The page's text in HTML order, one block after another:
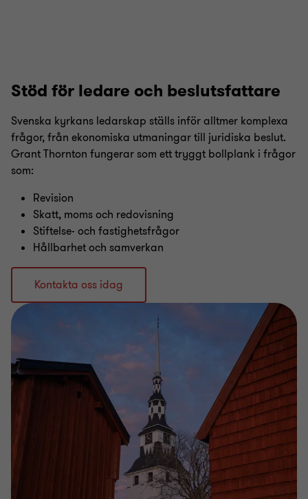
Stöd för ledare och beslutsfattare
Svenska kyrkans ledarskap ställs inför alltmer komplexa
frågor, från ekonomiska utmaningar till juridiska beslut.
Grant Thornton fungerar som ett tryggt bollplank i frågor
som:
Revision
Skatt, moms och redovisning
Stiftelse- och fastighetsfrågor
Hållbarhet och samverkan
Kontakta oss idag